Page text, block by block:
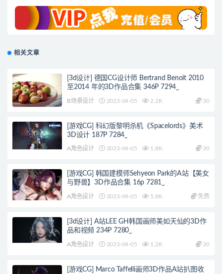
相关文章
[3d设计] 德国CG设计师 Bertrand Benoit 2010
至2014 年的3D作品合集 346P 7294_
B场景设计 2023-04-05 2.2K 30
[游戏CG] 科幻版黎明杀机《Spacelords》美术
3D设计 187P 7284_
A角色设计 2023-04-05 1.8K 30
[游戏CG] 韩国建模师Sehyeon Park的A站【美女
与野兽】3D作品合集 16p 7281_
A角色设计 2023-04-05 5.8K 免费
[3d设计] A站LEE GH韩国画师美如天仙的3D作
品和视频 234P 7280_
A角色设计 2023-04-05 1.2K 30
[游戏CG] Marco Taffelli画师3D作品A站扒图收